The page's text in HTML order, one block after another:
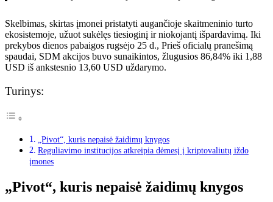
Skelbimas, skirtas įmonei pristatyti augančioje skaitmeninio turto
ekosistemoje, užuot sukėlęs tiesioginį ir niokojantį išpardavimą. Iki
prekybos dienos pabaigos rugsėjo 25 d., Prieš oficialų pranešimą
spaudai, SDM akcijos buvo sunaikintos, žlugusios 86,84% iki 1,88
USD iš ankstesnio 13,60 USD uždarymo.
Turinys:
„Pivot“, kuris nepaisė žaidimų knygos
Reguliavimo institucijos atkreipia dėmesį į kriptovaliutų iždo
įmones
„Pivot“, kuris nepaisė žaidimų knygos